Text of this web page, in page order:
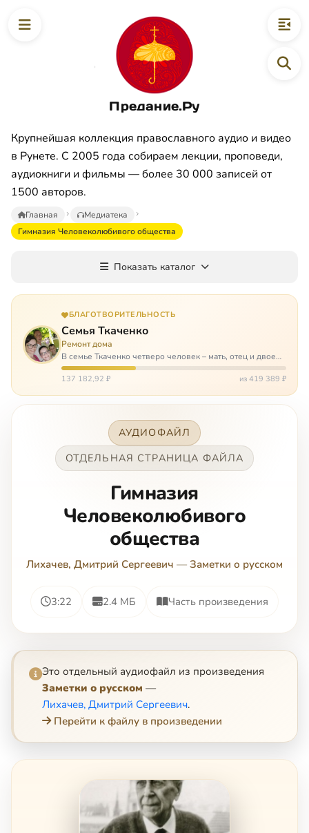
Предание.Ру
Крупнейшая коллекция православного аудио и видео
в Рунете. С 2005 года собираем лекции, проповеди,
аудиокниги и фильмы — более 30 000 записей от
1500 авторов.
Главная
Медиатека
Гимназия Человеколюбивого общества
Показать каталог
БЛАГОТВОРИТЕЛЬНОСТЬ
Семья Ткаченко
Ремонт дома
В семье Ткаченко четверо человек – мать, отец и двое
сыновей. И это семья – крепость. У них столько проблем
и бед, что хватило бы на много семей. Трое из четверых
137 182,92 ₽ из 419 389 ₽
АУДИОФАЙЛ
ОТДЕЛЬНАЯ СТРАНИЦА ФАЙЛА
Гимназия
Человеколюбивого
общества
Лихачев, Дмитрий Сергеевич — Заметки о русском
3:22 2.4 МБ Часть произведения
Это отдельный аудиофайл из произведения
Заметки о русском —
Лихачев, Дмитрий Сергеевич.
Перейти к файлу в произведении